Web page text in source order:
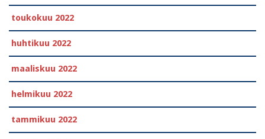
toukokuu 2022
huhtikuu 2022
maaliskuu 2022
helmikuu 2022
tammikuu 2022